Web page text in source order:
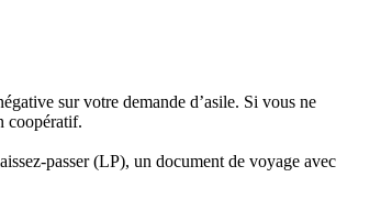
sur votre demande d’asile. Si vous ne
coopératif.
passer (LP), un document de voyage avec